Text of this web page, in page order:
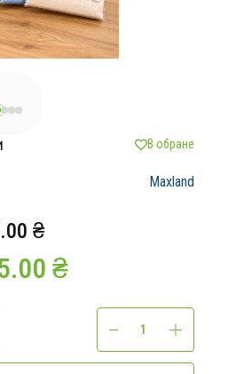
В обране
Maxland
₴
₴